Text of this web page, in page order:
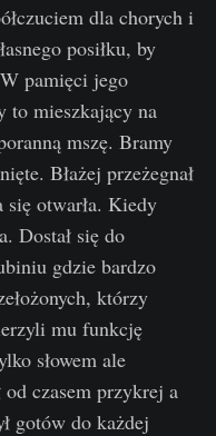
dla chorych i
posiłku, by
pamięci jego
to mieszkający na
mszę. Bramy
Błażej przeżegnał
się otwarła. Kiedy
Dostał się do
gdzie bardzo
którzy
mu funkcję
słowem ale
czasem przykrej a
gotów do każdej